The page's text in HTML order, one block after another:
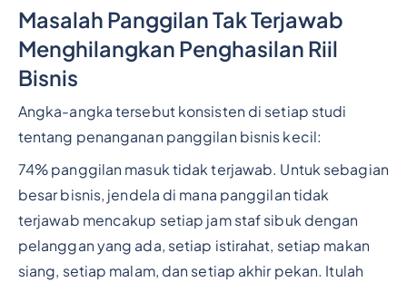
Masalah Panggilan Tak Terjawab
Menghilangkan Penghasilan Riil
Bisnis
Angka-angka tersebut konsisten di setiap studi
tentang penanganan panggilan bisnis kecil:
74% panggilan masuk tidak terjawab. Untuk sebagian
besar bisnis, jendela di mana panggilan tidak
terjawab mencakup setiap jam staf sibuk dengan
pelanggan yang ada, setiap istirahat, setiap makan
siang, setiap malam, dan setiap akhir pekan. Itulah